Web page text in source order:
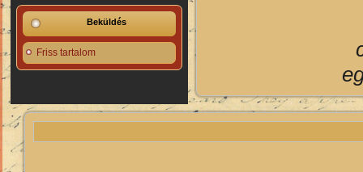
Beküldés
Friss tartalom